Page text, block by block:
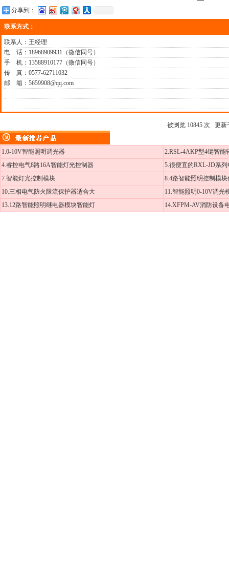
分享到：
联系方式：
联系人：王经理
电 话：18968909931（微信同号）
手 机：13588910177（微信同号）
传 真：0577-62711032
邮 箱：5659908@qq.com
被浏览 10845 次 更新
1.0-10V智能照明调光器
2.RSL-4AKP型4键智能
4.睿控电气8路16A智能灯光控制器
5.很便宜的RXL-JD系
7.智能灯光控制模块
8.4路智能照明控制模
10.三相电气防火限流保护器适合大
11.智能照明0-10V调光
13.12路智能照明继电器模块智能灯
14.XFPM-AV消防设备